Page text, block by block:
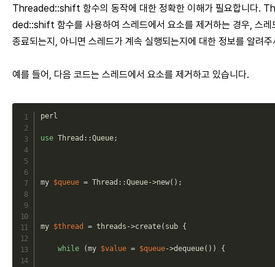
Threaded::shift 함수의 동작에 대한 정확한 이해가 필요합니다.
ded::shift 함수를 사용하여 스레드에서 요소를 제거하는 경우, 스레
종료되는지, 아니면 스레드가 계속 실행되는지에 대한 정보를 알려주
예를 들어, 다음 코드는 스레드에서 요소를 제거하고 있습니다.
perl
use Thread ::Queue;
my $queue = Thread ::Queue->new( ) ;
my $thread = threads ->create( sub {
while (my $value = $queue->dequeue( ) ) {